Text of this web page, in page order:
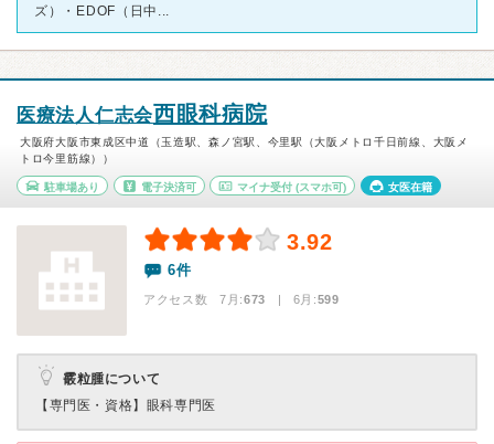
ズ）・EDOF（日中...
医療法人仁志会西眼科病院
大阪府大阪市東成区中道（玉造駅、森ノ宮駅、今里駅（大阪メトロ千日前線、大阪メ
トロ今里筋線））
駐車場あり 電子決済可 マイナ受付 (スマホ可) 女医在籍
3.92
6件
アクセス数 7月:673 | 6月:599
霰粒腫について
【専門医・資格】 眼科専門医